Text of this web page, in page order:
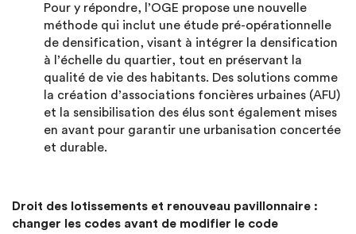
Pour y répondre, l’OGE propose une nouvelle
méthode qui inclut une étude pré-opérationnelle
de densification, visant à intégrer la densification
à l’échelle du quartier, tout en préservant la
qualité de vie des habitants. Des solutions comme
la création d’associations foncières urbaines (AFU)
et la sensibilisation des élus sont également mises
en avant pour garantir une urbanisation concertée
et durable.
Droit des lotissements et renouveau pavillonnaire :
changer les codes avant de modifier le code